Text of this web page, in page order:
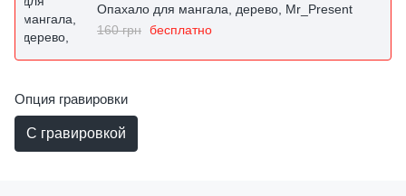
Опахало для мангала, дерево, Mr_Present
160 грн бесплатно
Опция гравировки
С гравировкой